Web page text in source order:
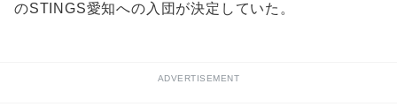
のSTINGS愛知への入団が決定していた。
ADVERTISEMENT